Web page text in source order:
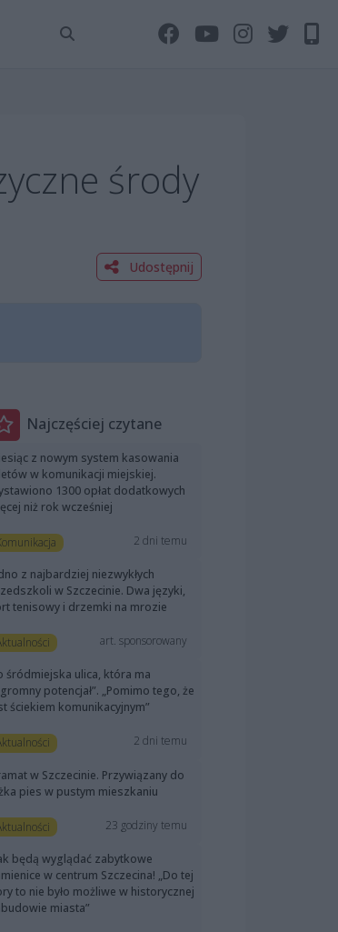
środy
Udostępnij
Najczęściej czytane
z nowym system kasowania
w komunikacji miejskiej.
1300 opłat dodatkowych
niż rok wcześniej
2 dni temu
z najbardziej niezwykłych
w Szczecinie. Dwa języki,
tenisowy i drzemki na mrozie
art. sponsorowany
śródmiejska ulica, która ma
potencjał”. „Pomimo tego, że
ściekiem komunikacyjnym”
2 dni temu
w Szczecinie. Przywiązany do
pies w pustym mieszkaniu
23 godziny temu
będą wyglądać zabytkowe
w centrum Szczecina! „Do tej
to nie było możliwe w historycznej
miasta”